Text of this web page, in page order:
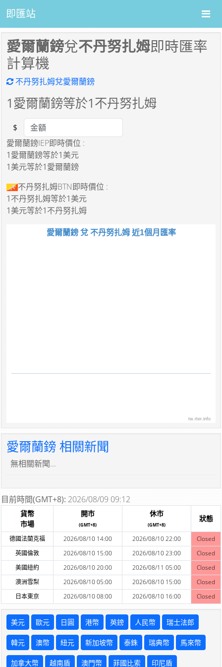
即匯站
愛爾蘭鎊兌不丹努扎姆即時匯率
計算機
不丹努扎姆兌愛爾蘭鎊
1 愛爾蘭鎊等於1不丹努扎姆
Amount
$
愛爾蘭鎊IEP即時價位 :
1愛爾蘭鎊等於1美元
1美元等於1愛爾蘭鎊
不丹努扎姆BTN即時價位 :
1不丹努扎姆等於1美元
1美元等於1不丹努扎姆
愛爾蘭鎊 兌 不丹努扎姆 近1個月匯率
tw.rter.info
愛爾蘭鎊 相關新聞
無相關新聞...
目前時間(GMT+8): 2026/08/09 09:12
貨幣
市場
開市
(GMT+8)
休市
(GMT+8)
狀態
德國法蘭克福 2026/08/10 14:00 2026/08/10 22:00
Closed
英國倫敦
2026/08/10 15:00 2026/08/10 23:00
Closed
美國紐約
2026/08/10 20:00 2026/08/11 05:00
Closed
澳洲雪梨
2026/08/10 05:00 2026/08/10 15:00
Closed
日本東京
2026/08/10 08:00 2026/08/10 16:00 Closed
美元 歐元 日圓 港幣 英鎊 人民幣 瑞士法郎
韓元 澳幣 紐元 新加坡幣 泰銖 瑞典幣 馬來幣
加拿大幣 越南盾 澳門幣 菲國比索 印尼盾